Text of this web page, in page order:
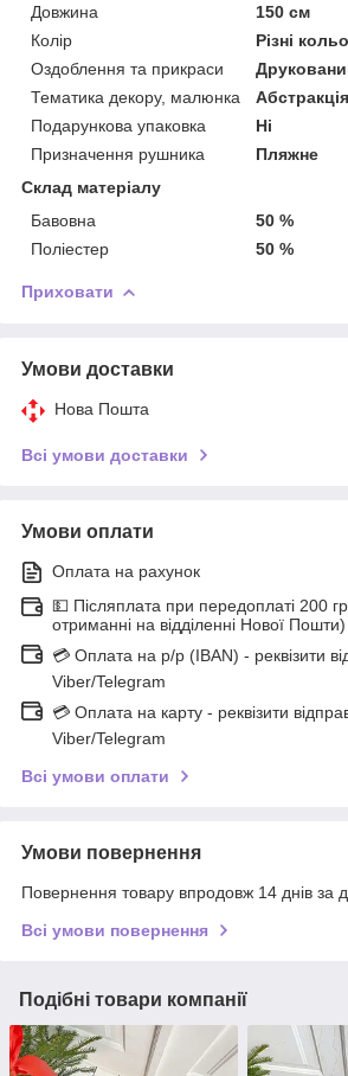
Довжина
150 см
Колір
Різні
Оздоблення та прикраси
Тематика декору, малюнка
Абстракція
Подарункова упаковка
Ні
Призначення рушника
Пляжне
Склад матеріалу
Бавовна
50 %
Поліестер
50 %
Приховати
Умови доставки
Нова Пошта
Всі умови доставки
Умови оплати
Оплата на рахунок
💵 Післяплата при передоплаті 200
отриманні на відділенні Нової Пошти)
💳 Оплата на р/р (IBAN) - реквізити
Viber/Telegram
💳 Оплата на карту - реквізити
Viber/Telegram
Всі умови оплати
Умови повернення
Повернення товару впродовж 14 днів за
Всі умови повернення
Подібні товари компанії